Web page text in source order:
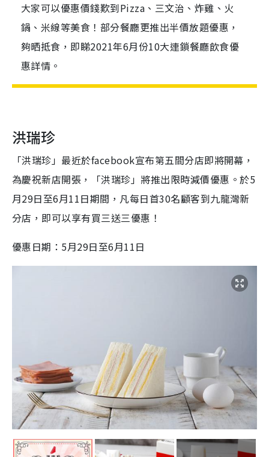
大家可以優惠價錢歎到Pizza、三文治、炸雞、火
鍋、米線等美食！部分餐廳更推出半價放題優惠，
夠晒抵食，即睇2021年6月份10大連鎖餐廳飲食優
惠詳情。
洪瑞珍
「洪瑞珍」最近於facebook宣布第五間分店即將開幕，
為慶祝新店開張，「洪瑞珍」將推出限時減價優惠。於5
月29日至6月11日期間，凡每日首30名顧客到九龍灣新
分店，即可以享有買三送三優惠！
優惠日期：5月29日至6月11日